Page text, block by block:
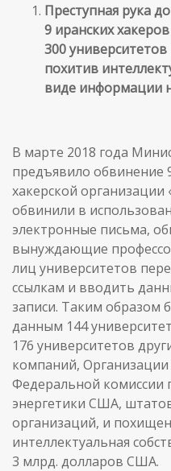
Преступная рука
9 иранских
300
похитив
виде информации
В марте 2018 года
предъявило обвинение
хакерской
обвинили в
электронные письма,
вынуждающие
лиц университетов
ссылкам и вводить
записи. Таким образом
данным 144
176 университетов
компаний,
Федеральной комиссии
энергетики США,
организаций, и
интеллектуальная
3 млрд. долларов США.